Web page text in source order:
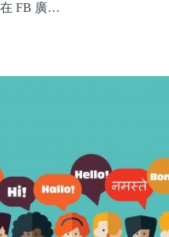
在 FB 廣…